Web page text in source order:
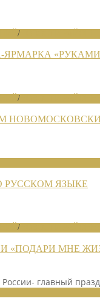
/
/
РУССКОМ ЯЗЫКЕ
/
«ПОДАРИ МНЕ
главный